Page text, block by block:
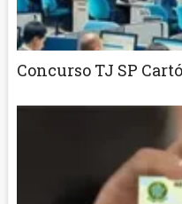
Concurso TJ SP